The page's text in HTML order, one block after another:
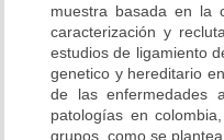
muestra basada en la
caracterización y
estudios de ligamiento
genetico y hereditario
de las enfermedades
patologías en
grupos, como se